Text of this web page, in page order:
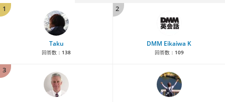
1
Taku
回答数： 138
2
DMM Eikaiwa K
回答数： 109
3